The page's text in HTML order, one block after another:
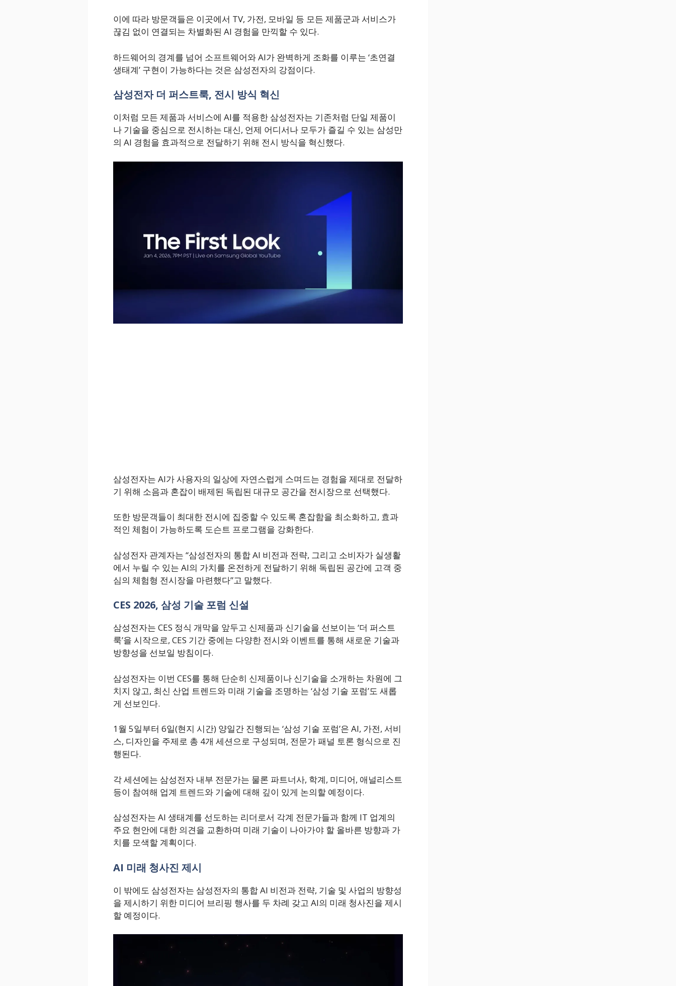
이에 따라 방문객들은 이곳에서 TV, 가전, 모바일 등 모든 제품군과 서비스가
끊김 없이 연결되는 차별화된 AI 경험을 만끽할 수 있다.
하드웨어의 경계를 넘어 소프트웨어와 AI가 완벽하게 조화를 이루는 ‘초연결
생태계’ 구현이 가능하다는 것은 삼성전자의 강점이다.
삼성전자 더 퍼스트룩, 전시 방식 혁신
이처럼 모든 제품과 서비스에 AI를 적용한 삼성전자는 기존처럼 단일 제품이
나 기술을 중심으로 전시하는 대신, 언제 어디서나 모두가 즐길 수 있는 삼성만
의 AI 경험을 효과적으로 전달하기 위해 전시 방식을 혁신했다.
삼성전자는 AI가 사용자의 일상에 자연스럽게 스며드는 경험을 제대로 전달하
기 위해 소음과 혼잡이 배제된 독립된 대규모 공간을 전시장으로 선택했다.
또한 방문객들이 최대한 전시에 집중할 수 있도록 혼잡함을 최소화하고, 효과
적인 체험이 가능하도록 도슨트 프로그램을 강화한다.
삼성전자 관계자는 “삼성전자의 통합 AI 비전과 전략, 그리고 소비자가 실생활
에서 누릴 수 있는 AI의 가치를 온전하게 전달하기 위해 독립된 공간에 고객 중
심의 체험형 전시장을 마련했다”고 말했다.
CES 2026, 삼성 기술 포럼 신설
삼성전자는 CES 정식 개막을 앞두고 신제품과 신기술을 선보이는 ‘더 퍼스트
룩’을 시작으로, CES 기간 중에는 다양한 전시와 이벤트를 통해 새로운 기술과
방향성을 선보일 방침이다.
삼성전자는 이번 CES를 통해 단순히 신제품이나 신기술을 소개하는 차원에 그
치지 않고, 최신 산업 트렌드와 미래 기술을 조명하는 ‘삼성 기술 포럼’도 새롭
게 선보인다.
1월 5일부터 6일(현지 시간) 양일간 진행되는 ‘삼성 기술 포럼’은 AI, 가전, 서비
스, 디자인을 주제로 총 4개 세션으로 구성되며, 전문가 패널 토론 형식으로 진
행된다.
각 세션에는 삼성전자 내부 전문가는 물론 파트너사, 학계, 미디어, 애널리스트
등이 참여해 업계 트렌드와 기술에 대해 깊이 있게 논의할 예정이다.
삼성전자는 AI 생태계를 선도하는 리더로서 각계 전문가들과 함께 IT 업계의
주요 현안에 대한 의견을 교환하며 미래 기술이 나아가야 할 올바른 방향과 가
치를 모색할 계획이다.
AI 미래 청사진 제시
이 밖에도 삼성전자는 삼성전자의 통합 AI 비전과 전략, 기술 및 사업의 방향성
을 제시하기 위한 미디어 브리핑 행사를 두 차례 갖고 AI의 미래 청사진을 제시
할 예정이다.